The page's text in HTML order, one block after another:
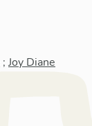
; Joy Diane